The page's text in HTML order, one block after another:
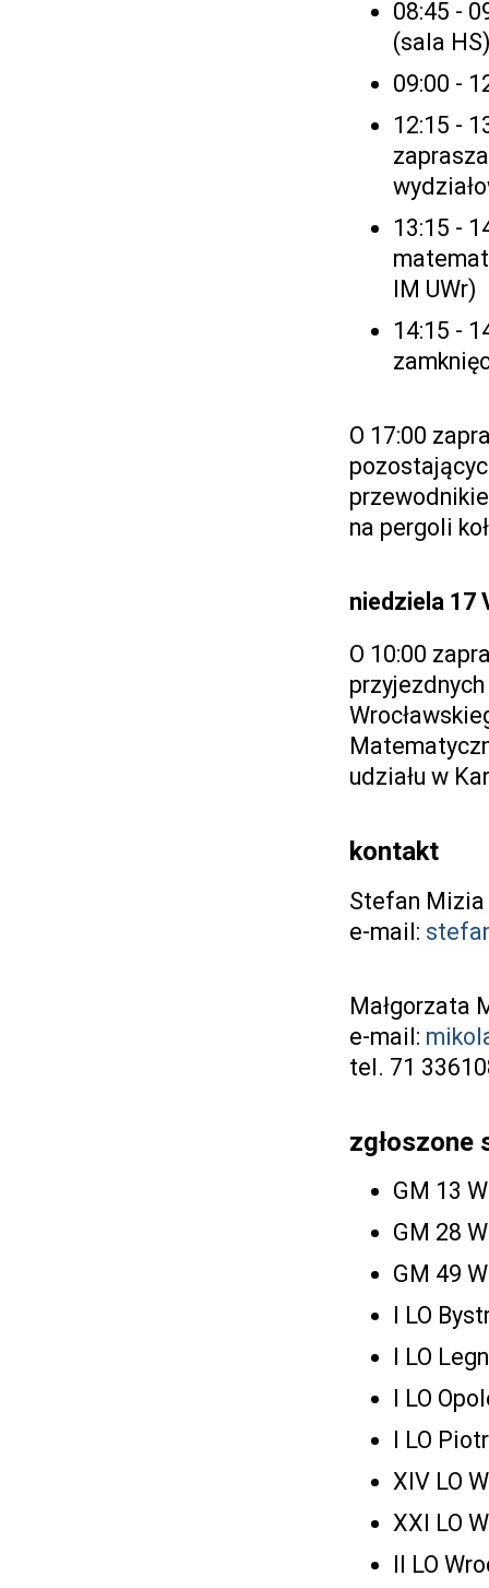
08:45 -
(sala HS)
09:00 -
12:15 -
13:15 -
IM UWr)
14:15 -
O 17:00
na pergoli
niedziela 17
O 10:00
udziału w
kontakt
Stefan Mizia
e-mail:
Małgorzata
e-mail:
tel. 71
zgłoszone
GM 13
GM 28
GM 49
I LO
I LO
I LO
I LO
XIV LO
XXI LO
II LO